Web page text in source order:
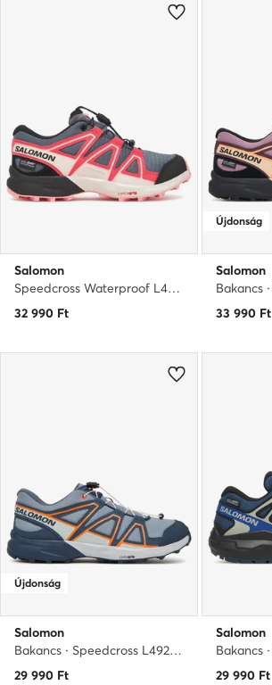
Salomon
Speedcross Waterproof L47856600 · Bakancs
32 990 Ft
Újdonság
Salomon
33 990 Ft
Újdonság
Salomon
Bakancs · Speedcross L49269700 · Kék
29 990 Ft
Salomon
29 990 Ft